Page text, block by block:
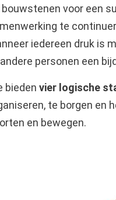
bouwstenen voor een
te
iedereen druk is
personen een
biedenvier logische
te borgen en
en bewegen.